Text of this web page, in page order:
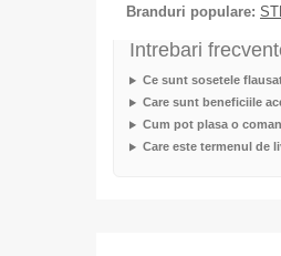
Branduri populare:
Intrebari
Ce sunt sosetele
Care sunt beneficiile
Cum pot plasa o
Care este termenul de